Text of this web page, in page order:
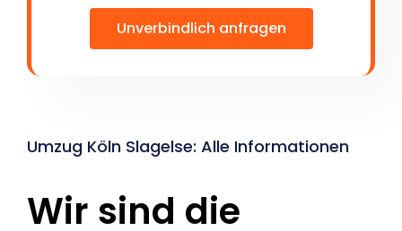
Unverbindlich anfragen
Umzug Köln Slagelse: Alle Informationen
Wir sind die